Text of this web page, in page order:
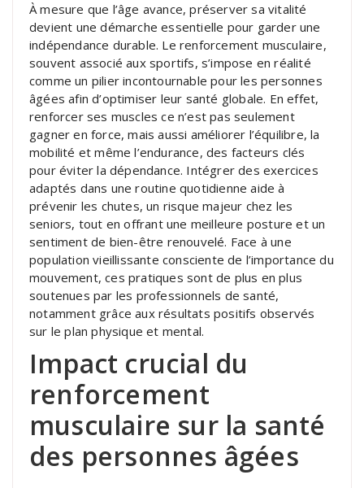
À mesure que l’âge avance, préserver sa vitalité
devient une démarche essentielle pour garder une
indépendance durable. Le renforcement musculaire,
souvent associé aux sportifs, s’impose en réalité
comme un pilier incontournable pour les personnes
âgées afin d’optimiser leur santé globale. En effet,
renforcer ses muscles ce n’est pas seulement
gagner en force, mais aussi améliorer l’équilibre, la
mobilité et même l’endurance, des facteurs clés
pour éviter la dépendance. Intégrer des exercices
adaptés dans une routine quotidienne aide à
prévenir les chutes, un risque majeur chez les
seniors, tout en offrant une meilleure posture et un
sentiment de bien-être renouvelé. Face à une
population vieillissante consciente de l’importance du
mouvement, ces pratiques sont de plus en plus
soutenues par les professionnels de santé,
notamment grâce aux résultats positifs observés
sur le plan physique et mental.
Impact crucial du
renforcement
musculaire sur la santé
des personnes âgées